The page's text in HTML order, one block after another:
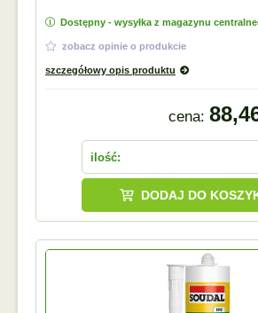
Dostępny - wysyłka z magazynu
zobacz opinie o produkcie
szczegółowy opis produktu
cena:
ilość:
DODAJ DO